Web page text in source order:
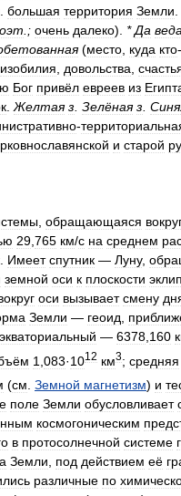
большая территория Земли
.; очень далеко). *Да
(место куда кто-
изобилия довольства
Бог привёл евреев из
Желтая з Зелёная з
-
и старой
обращающаяся
29 765 км/с на среднем
Имеет спутник — Луну,
земной оси к плоскости
оси вызывает смену
Земли — геоид
экваториальный — 6378 160
1 083·1012 км3; средняя
(см. Земной магнетизм) и
поле Земли обусловливает
космогоническим
в протосолнечной системе
Земли, под действием её
различные по